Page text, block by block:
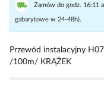
Zamów do godz. 16:11
gabarytowe w 24-48h).
Przewód instalacyjny
/100m/ KRĄŻEK